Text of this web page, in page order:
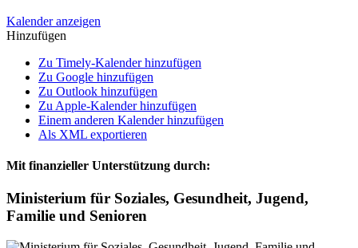
Kalender anzeigen
Hinzufügen
Zu Timely-Kalender hinzufügen
Zu Google hinzufügen
Zu Outlook hinzufügen
Zu Apple-Kalender hinzufügen
Einem anderen Kalender hinzufügen
Als XML exportieren
Mit finanzieller Unterstützung durch:
Ministerium für Soziales, Gesundheit, Jugend,
Familie und Senioren